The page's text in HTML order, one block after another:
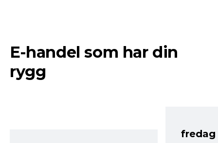
E-handel som har din
rygg
fredag